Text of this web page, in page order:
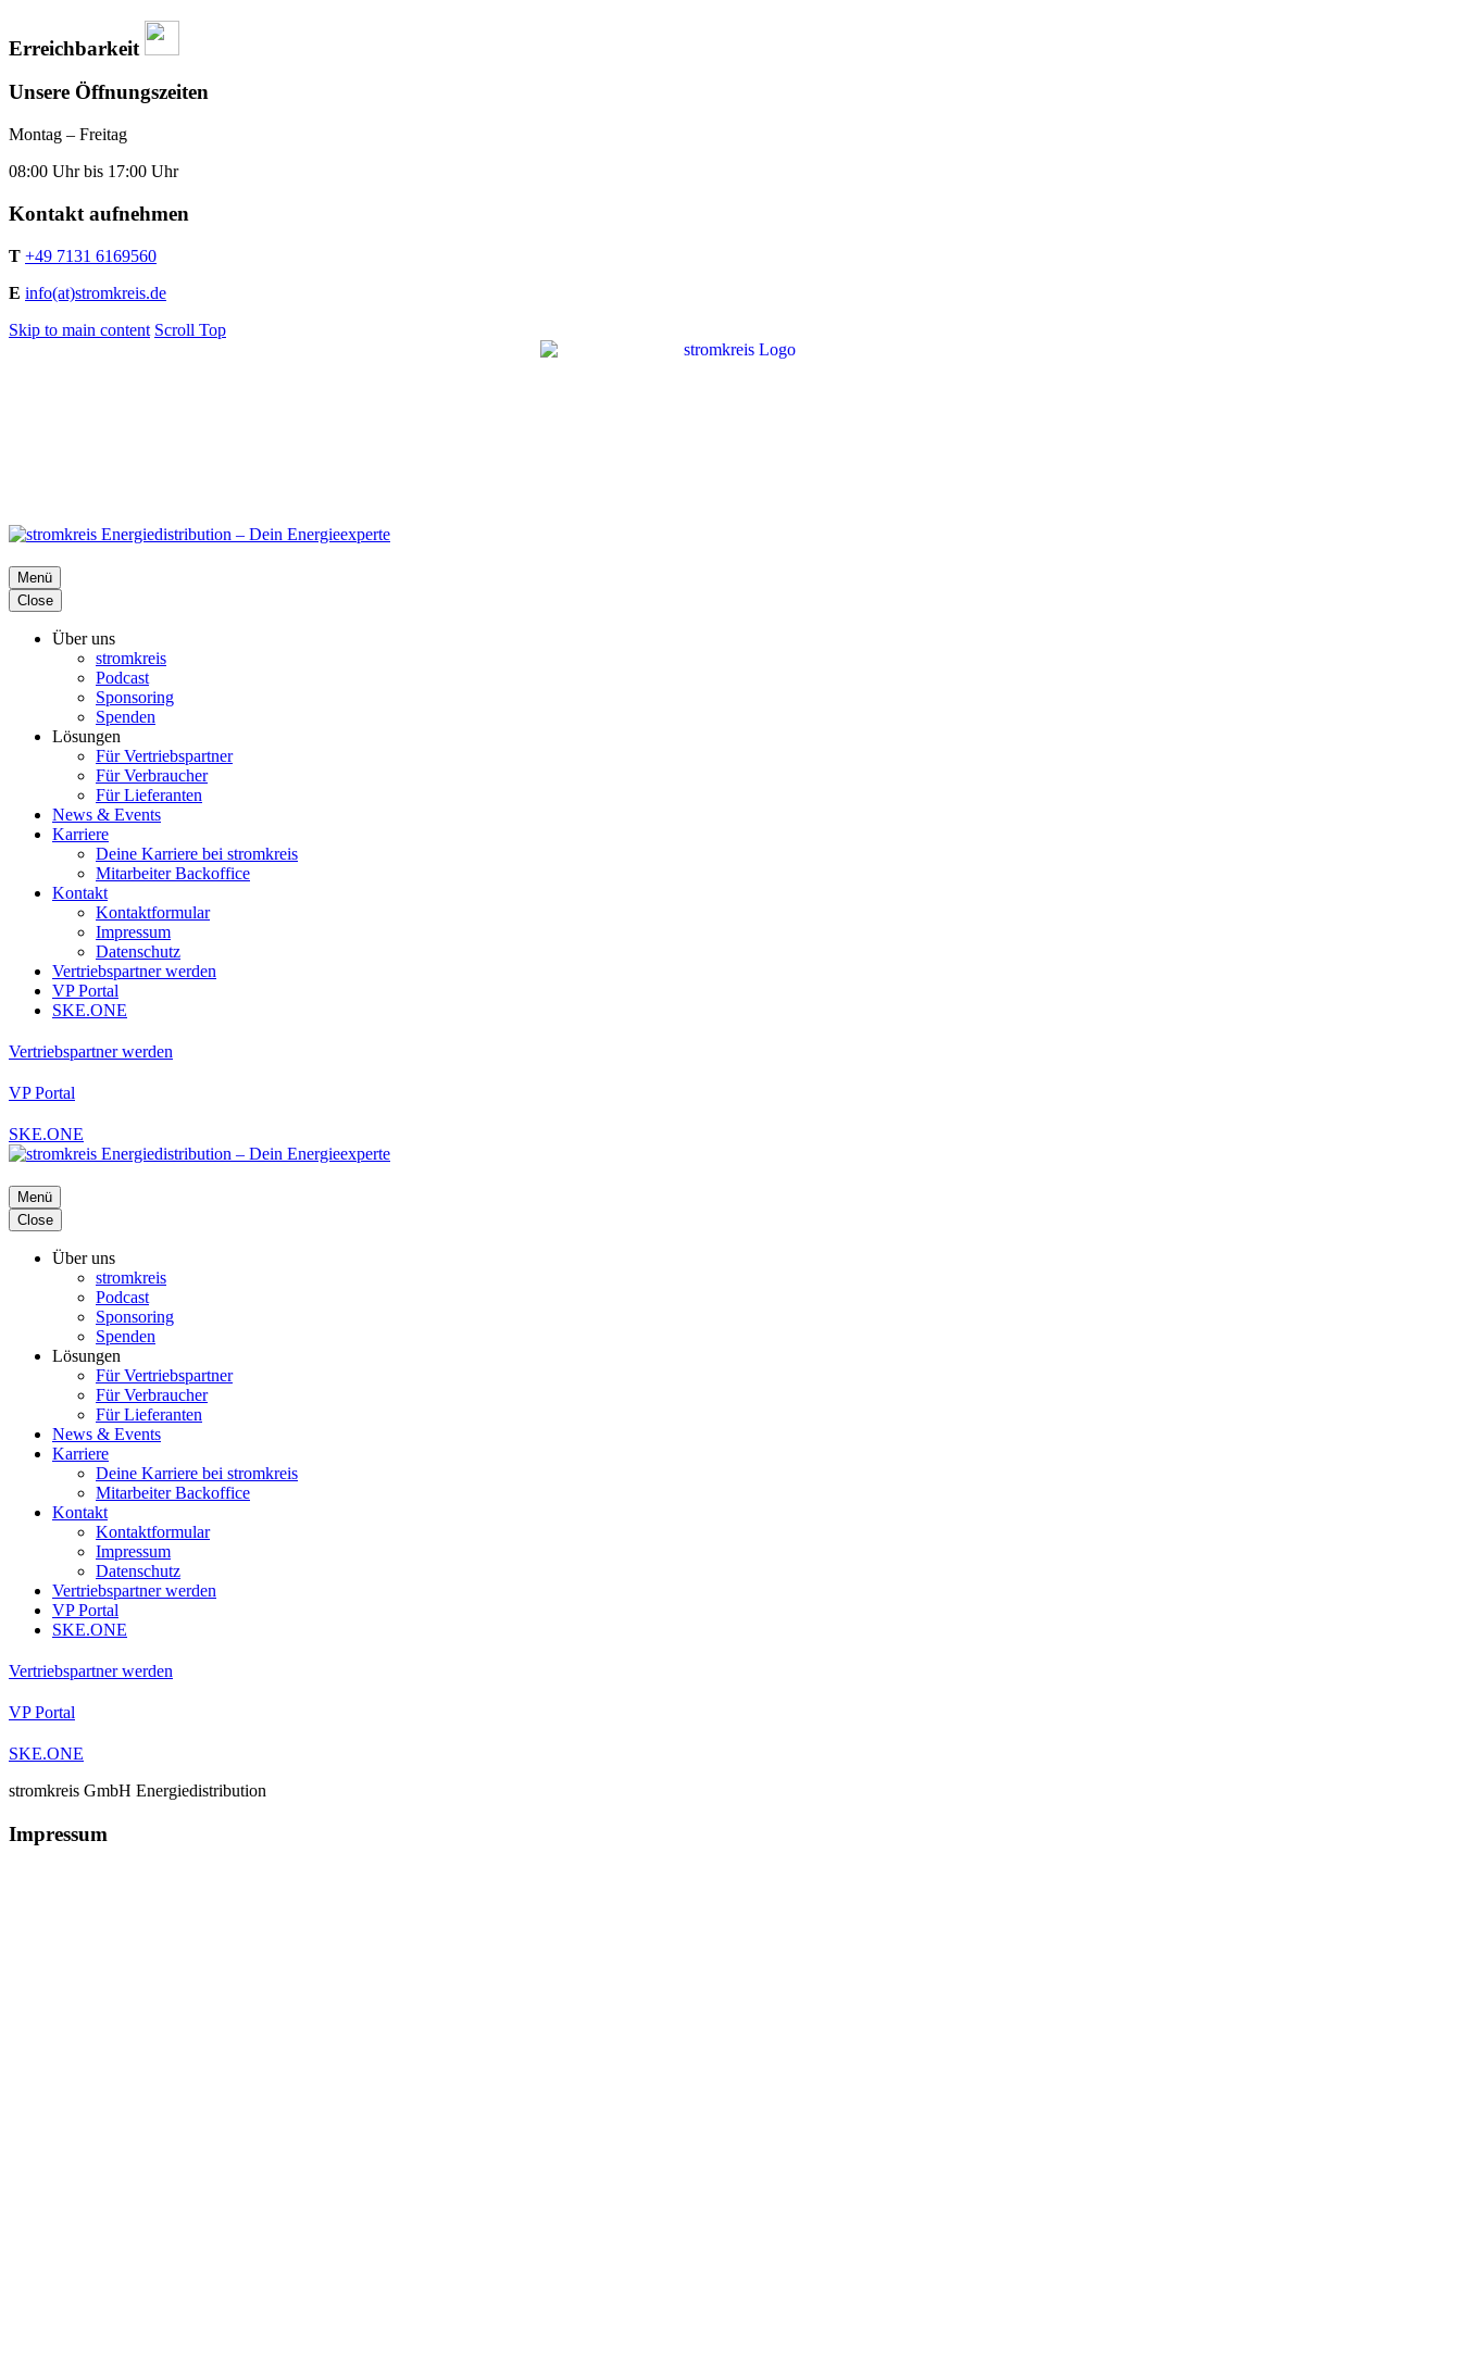
Erreichbarkeit
Unsere Öffnungszeiten
Montag – Freitag
08:00 Uhr bis 17:00 Uhr
Kontakt aufnehmen
T +49 7131 6169560
E info(at)stromkreis.de
Skip to main content Scroll Top
Menü
Close
Über uns
stromkreis
Podcast
Sponsoring
Spenden
Lösungen
Für Vertriebspartner
Für Verbraucher
Für Lieferanten
News & Events
Karriere
Deine Karriere bei stromkreis
Mitarbeiter Backoffice
Kontakt
Kontaktformular
Impressum
Datenschutz
Vertriebspartner werden
VP Portal
SKE.ONE
Vertriebspartner werden
VP Portal
SKE.ONE
Menü
Close
Über uns
stromkreis
Podcast
Sponsoring
Spenden
Lösungen
Für Vertriebspartner
Für Verbraucher
Für Lieferanten
News & Events
Karriere
Deine Karriere bei stromkreis
Mitarbeiter Backoffice
Kontakt
Kontaktformular
Impressum
Datenschutz
Vertriebspartner werden
VP Portal
SKE.ONE
Vertriebspartner werden
VP Portal
SKE.ONE
stromkreis GmbH Energiedistribution
Impressum